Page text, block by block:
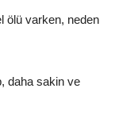
ölü varken, neden
daha sakin ve